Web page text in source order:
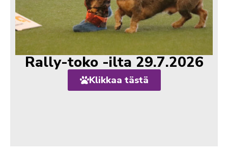
Rally-toko -ilta 29.7.2026
Klikkaa tästä